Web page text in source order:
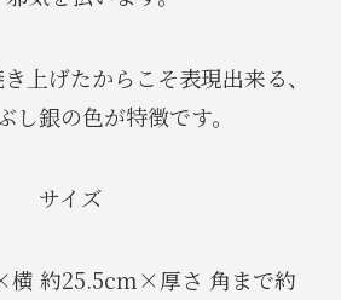
上げたからこそ表現出来る、
し銀の色が特徴です。
サイズ
横 約25.5cm×厚さ 角まで約